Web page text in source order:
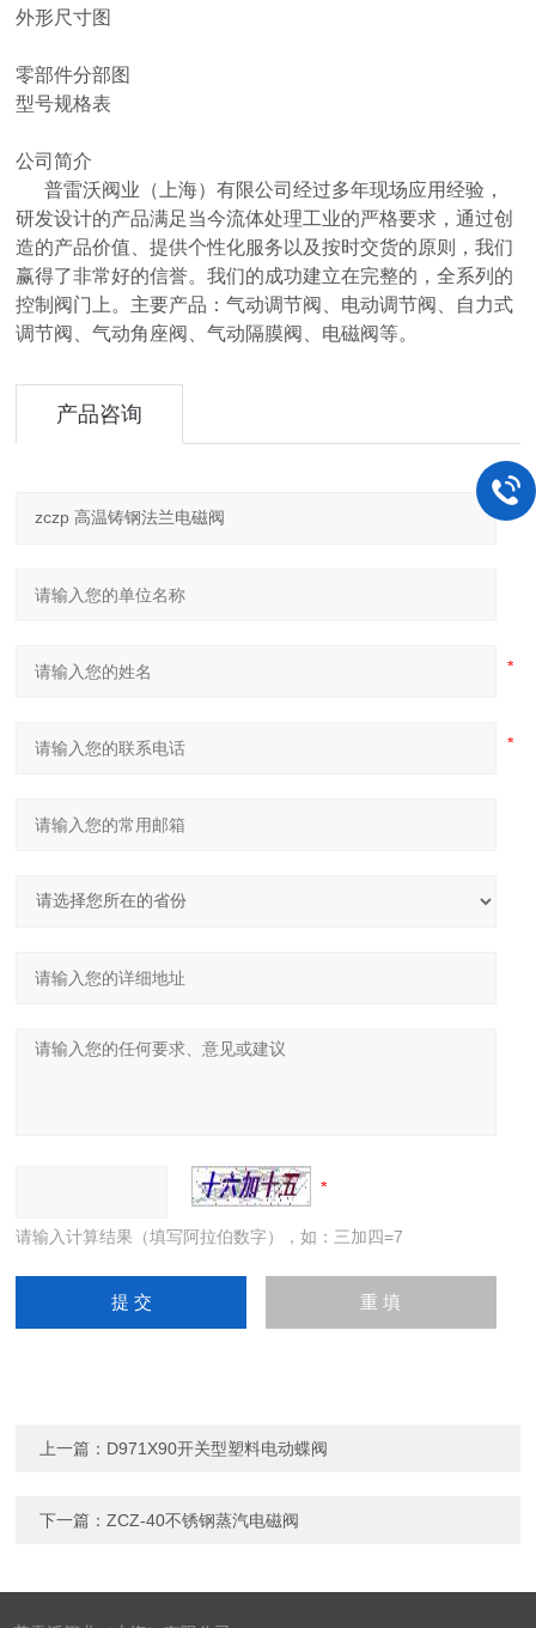
外形尺寸图
零部件分部图
型号规格表
公司简介
普雷沃阀业（上海）有限公司经过多年现场应用经验，
研发设计的产品满足当今流体处理工业的严格要求，通过创
造的产品价值、提供个性化服务以及按时交货的原则，我们
赢得了非常好的信誉。我们的成功建立在完整的，全系列的
控制阀门上。主要产品：气动调节阀、电动调节阀、自力式
调节阀、气动角座阀、气动隔膜阀、电磁阀等。
产品咨询
请输入计算结果（填写阿拉伯数字），如：三加四=7
上一篇： D971X90开关型塑料电动蝶阀
下一篇：ZCZ-40不锈钢蒸汽电磁阀